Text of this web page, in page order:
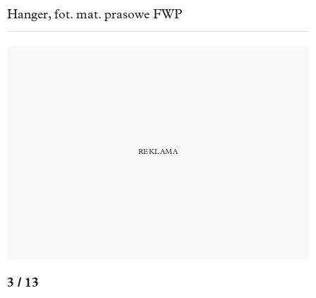
Hanger, fot. mat. prasowe FWP
3 / 13